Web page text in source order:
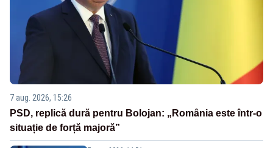
7 aug. 2026, 15:26
PSD, replică dură pentru Bolojan: „România este într-o
situație de forță majoră”